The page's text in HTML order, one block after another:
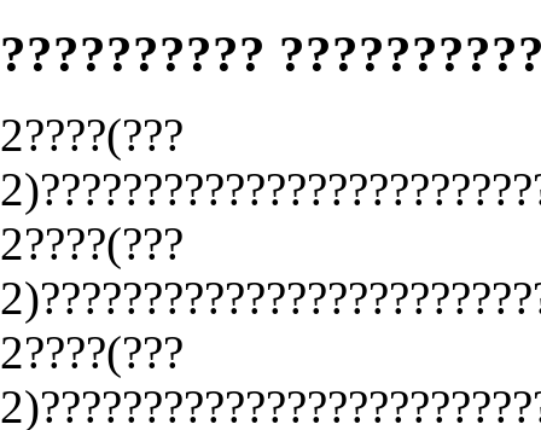
??????????
2????(???
2????(???
2????(???